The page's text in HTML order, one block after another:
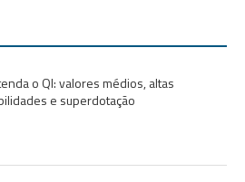
o QI: valores médios, altas
e superdotação